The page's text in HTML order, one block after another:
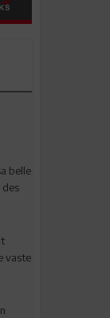
belle
des
vaste